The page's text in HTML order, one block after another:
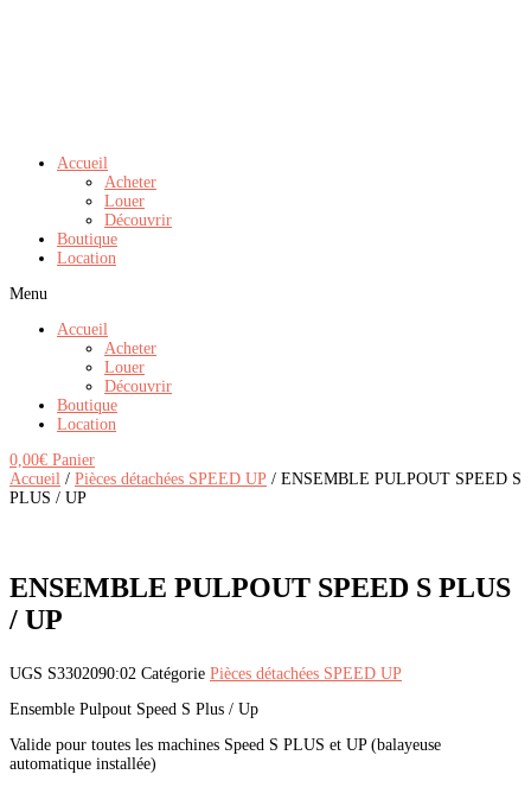
Accueil
Acheter
Louer
Découvrir
Boutique
Location
Menu
Accueil
Acheter
Louer
Découvrir
Boutique
Location
0,00€ Panier
Accueil / Pièces détachées SPEED UP / ENSEMBLE PULPOUT SPEED S
PLUS / UP
ENSEMBLE PULPOUT SPEED S PLUS
/ UP
UGS S3302090:02 Catégorie Pièces détachées SPEED UP
Ensemble Pulpout Speed S Plus / Up
Valide pour toutes les machines Speed S PLUS et UP (balayeuse
automatique installée)